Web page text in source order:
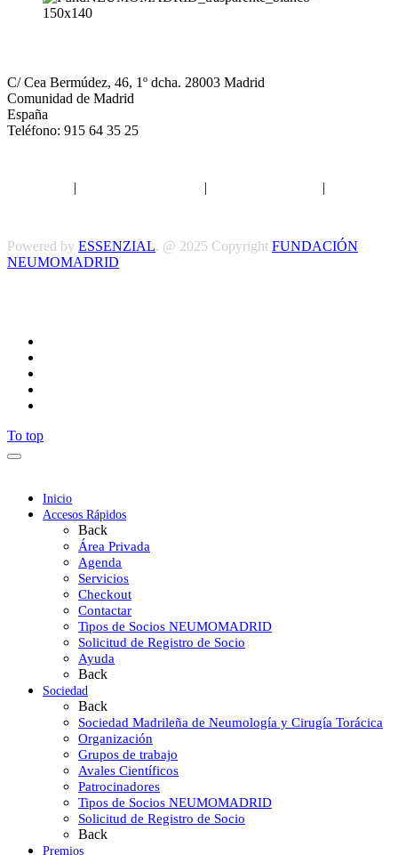
C/ Cea Bermúdez, 46, 1º dcha. 28003 Madrid
Comunidad de Madrid
España
Teléfono: 915 64 35 25
| | |
Powered by ESSENZIAL. @ 2025 Copyright FUNDACIÓN
NEUMOMADRID
To top
Inicio
Accesos Rápidos
Back
Área Privada
Agenda
Servicios
Checkout
Contactar
Tipos de Socios NEUMOMADRID
Solicitud de Registro de Socio
Ayuda
Back
Sociedad
Back
Sociedad Madrileña de Neumología y Cirugía Torácica
Organización
Grupos de trabajo
Avales Científicos
Patrocinadores
Tipos de Socios NEUMOMADRID
Solicitud de Registro de Socio
Back
Premios